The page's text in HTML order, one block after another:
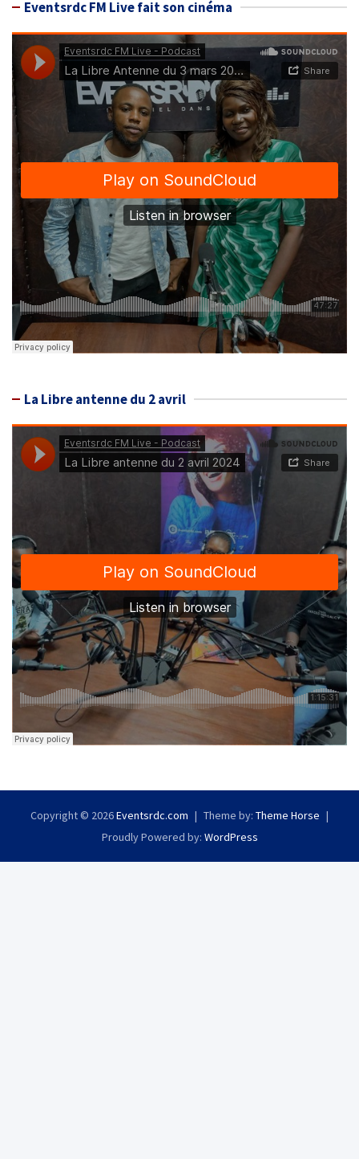
Eventsrdc FM Live fait son cinéma
La Libre antenne du 2 avril
Copyright © 2026Eventsrdc.com Theme by: Theme Horse
Proudly Powered by: WordPress